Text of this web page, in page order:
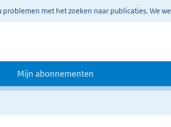
problemen met het zoeken naar publicaties. We
Mijn abonnementen